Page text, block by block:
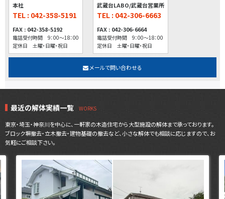
本社
TEL : 042-358-5191
FAX : 042-358-5192
電話受付時間 9：00～18：00
定休日 土曜・日曜・祝日
武蔵台LABO/武蔵台営業所
TEL : 042-306-6663
FAX : 042-306-6664
電話受付時間 9：00～18：00
定休日 土曜・日曜・祝日
メールで問い合わせる
最近の解体実績一覧
東京・埼玉・神奈川を中心に、一軒家の木造住宅から大型施設の解体まで承っております。
ブロック塀撤去・立木撤去・建物基礎の撤去など、小さな解体でも相談に応じますので、お
気軽にご相談下さい。